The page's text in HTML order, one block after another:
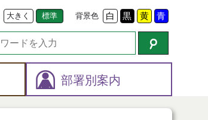
大きく 標準 背景色 白 黒 黄 青
部署別案内